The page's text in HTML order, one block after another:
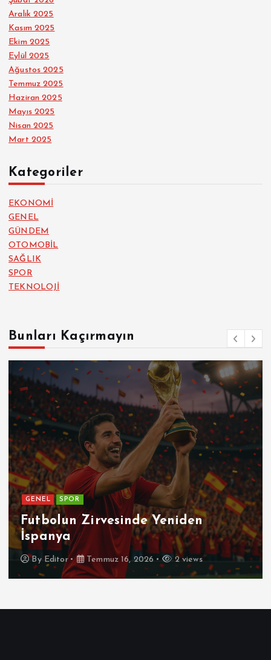
Aralık 2025
Kasım 2025
Ekim 2025
Eylül 2025
Ağustos 2025
Temmuz 2025
Haziran 2025
Mayıs 2025
Nisan 2025
Mart 2025
Kategoriler
EKONOMİ
GENEL
GÜNDEM
OTOMOBİL
SAĞLIK
SPOR
TEKNOLOJİ
Bunları Kaçırmayın
GENEL SPOR
Futbolun Zirvesinde Yeniden
İspanya
By Editor Temmuz 16, 2026 2 views